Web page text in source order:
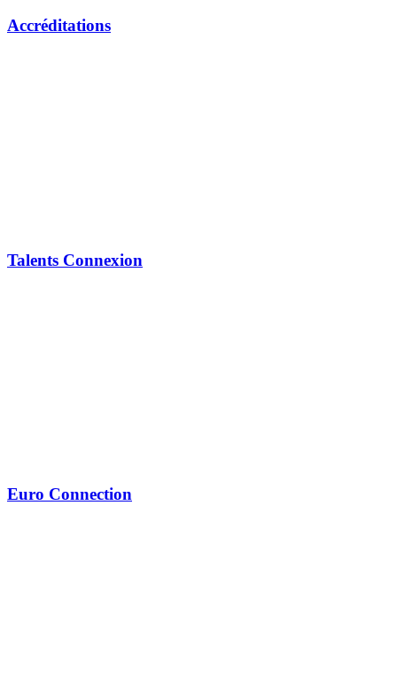
Accréditations
Talents Connexion
Euro Connection